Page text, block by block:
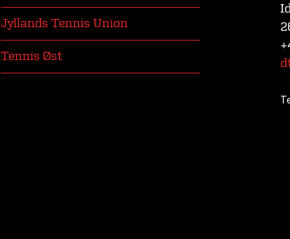
Jyllands Tennis Union
Tennis Øst